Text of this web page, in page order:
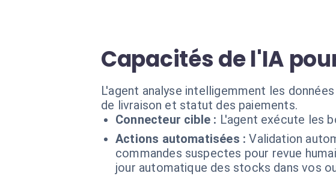
Capacités de l'IA
L'agent analyse intelligemment les
de livraison et statut des paiements.
Connecteur cible : L'agent exécute les
Actions automatisées : Validation
commandes suspectes pour revue
jour automatique des stocks dans vos